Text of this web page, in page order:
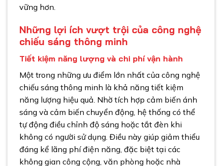
vững hơn.
Những lợi ích vượt trội của công nghệ
chiếu sáng thông minh
Tiết kiệm năng lượng và chi phí vận hành
Một trong những ưu điểm lớn nhất của công nghệ
chiếu sáng thông minh là khả năng tiết kiệm
năng lượng hiệu quả. Nhờ tích hợp cảm biến ánh
sáng và cảm biến chuyển động, hệ thống có thể
tự động điều chỉnh độ sáng hoặc tắt đèn khi
không có người sử dụng. Điều này giúp giảm thiểu
đáng kể lãng phí điện năng, đặc biệt tại các
không gian công cộng, văn phòng hoặc nhà